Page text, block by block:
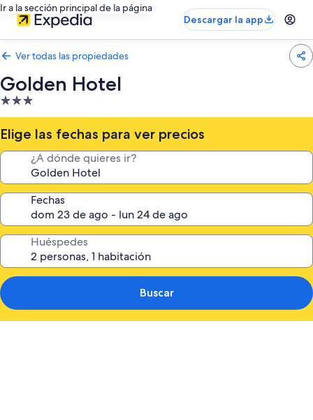
Ir a la sección principal de la página
Descargar la app
Ver todas las propiedades
Golden Hotel
Propiedad
de
3.0
estrellas
Elige las fechas para ver precios
¿A dónde quieres ir?
Fechas
Huéspedes
Buscar